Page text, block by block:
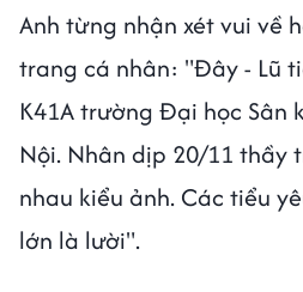
Anh từng nhận xét vui về
trang cá nhân: "Đây - Lũ
K41A trường Đại học Sân
Nội. Nhân dịp 20/11 thầy
nhau kiểu ảnh. Các tiểu
lớn là lười".